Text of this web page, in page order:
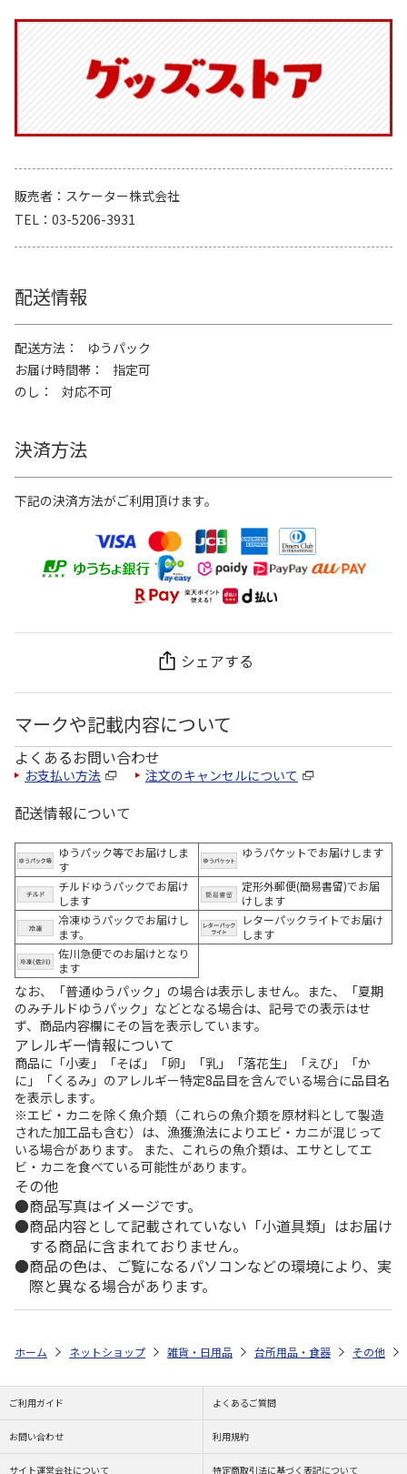
販売者
スケーター株式会社
TEL
03-5206-3931
配送情報
配送方法
ゆうパック
お届け時間帯
指定可
のし
対応不可
決済方法
下記の決済方法がご利用頂けます。
シェアする
マークや記載内容について
よくあるお問い合わせ
お支払い方法 注文のキャンセルについて
配送情報について
ゆうパック等でお届けしま
す
ゆうパケットでお届けします
チルドゆうパックでお届け
します
定形外郵便(簡易書留)でお届
けします
冷凍ゆうパックでお届けし
ます。
レターパックライトでお届け
します
佐川急便でのお届けとなり
ます
なお、「普通ゆうパック」の場合は表示しません。また、「夏期
のみチルドゆうパック」などとなる場合は、記号での表示はせ
ず、商品内容欄にその旨を表示しています。
アレルギー情報について
商品に「小麦」「そば」「卵」「乳」「落花生」「えび」「か
に」「くるみ」のアレルギー特定8品目を含んでいる場合に品目名
を表示します。
※エビ・カニを除く魚介類（これらの魚介類を原材料として製造
された加工品も含む）は、漁獲漁法によりエビ・カニが混じって
いる場合があります。 また、これらの魚介類は、エサとしてエ
ビ・カニを食べている可能性があります。
その他
商品写真はイメージです。
商品内容として記載されていない「小道具類」はお届け
する商品に含まれておりません。
商品の色は、ご覧になるパソコンなどの環境により、実
際と異なる場合があります。
ホーム ネットショップ 雑貨・日用品 台所用品・食器 その他
ご利用ガイド よくあるご質問
お問い合わせ 利用規約
サイト運営会社について 特定商取引法に基づく表記について